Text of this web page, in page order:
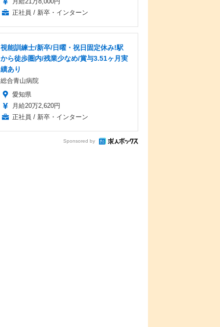
正社員 / 新卒・インターン
視能訓練士/新卒/日曜・祝日固定休み!駅
から徒歩圏内/残業少なめ/賞与3.51ヶ月実
績あり
総合青山病院
愛知県
月給20万2,620円
正社員 / 新卒・インターン
Sponsored by